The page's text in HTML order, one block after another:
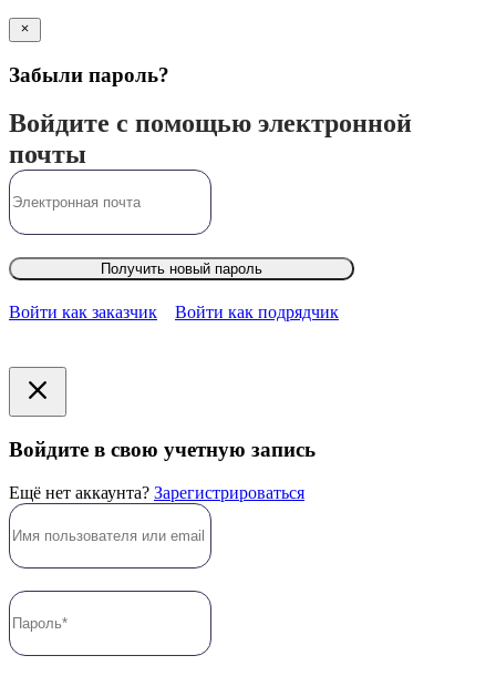
Забыли пароль?
Войдите с помощью электронной
почты
Получить новый пароль
Войти как заказчик Войти как подрядчик
Войдите в свою учетную запись
Ещё нет аккаунта? Зарегистрироваться